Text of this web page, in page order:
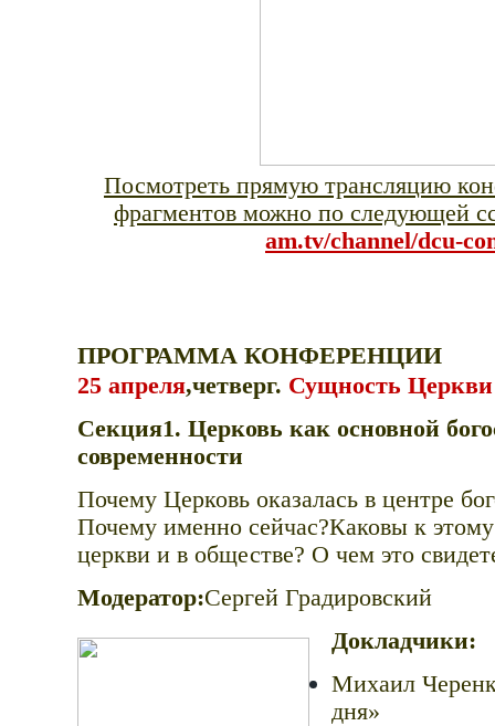
Посмотреть прямую трансляцию
фрагментов можно по следующей
am.tv/channel/dcu-
ПРОГРАММА КОНФЕРЕНЦИИ
25 апреля,четверг. Сущность Церкви
Секция1. Церковь как основной
современности
Почему Церковь оказалась в центре
Почему именно сейчас?Каковы к
церкви и в обществе? О чем это
Модератор:Сергей Градировский
Докладчики:
Михаил
дня»